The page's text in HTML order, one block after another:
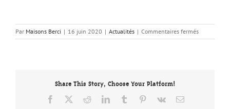
Par Maisons Berci | 16 juin 2020 | Actualités | Commentaires ferméssur
Livraison
Share This Story, Choose Your Platform!
Facebook
RedditLinkedInTumblr Pinterest
Vk Email